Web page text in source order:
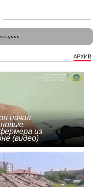
.
АРХИВ
начал
из
(видео)